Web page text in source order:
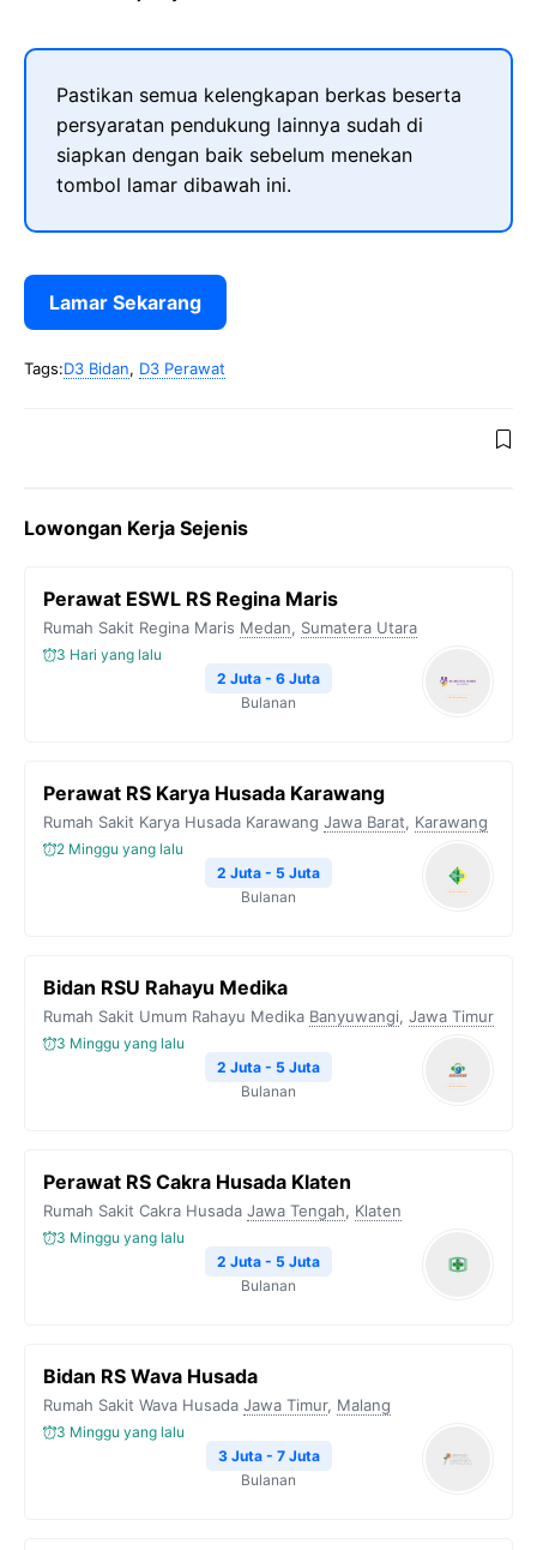
Pastikan semua kelengkapan berkas beserta
persyaratan pendukung lainnya sudah di
siapkan dengan baik sebelum menekan
tombol lamar dibawah ini.
Lamar Sekarang
Tags:D3 Bidan, D3 Perawat
Lowongan Kerja Sejenis
Perawat ESWL RS Regina Maris
Rumah Sakit Regina Maris Medan, Sumatera Utara
3 Hari yang lalu
2 Juta - 6 Juta
Bulanan
Perawat RS Karya Husada Karawang
Rumah Sakit Karya Husada Karawang Jawa Barat, Karawang
2 Minggu yang lalu
2 Juta - 5 Juta
Bulanan
Bidan RSU Rahayu Medika
Rumah Sakit Umum Rahayu Medika Banyuwangi, Jawa Timur
3 Minggu yang lalu
2 Juta - 5 Juta
Bulanan
Perawat RS Cakra Husada Klaten
Rumah Sakit Cakra Husada Jawa Tengah, Klaten
3 Minggu yang lalu
2 Juta - 5 Juta
Bulanan
Bidan RS Wava Husada
Rumah Sakit Wava Husada Jawa Timur, Malang
3 Minggu yang lalu
3 Juta - 7 Juta
Bulanan